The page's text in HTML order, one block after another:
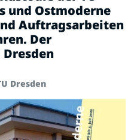
und Ostmoderne
Auftragsarbeiten
Der
Dresden